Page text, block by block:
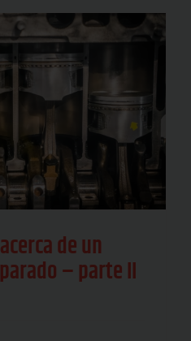
de un
– parte II